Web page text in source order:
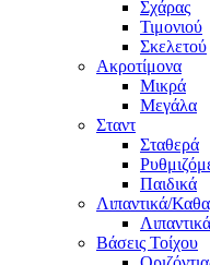
Σχάρας
Τιμονιού
Σκελετού
Ακροτίμονα
Μικρά
Μεγάλα
Σταντ
Σταθερά
Παιδικά
Λιπαντικά/
Βάσεις Τοίχου